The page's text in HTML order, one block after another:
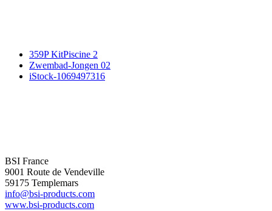
359P KitPiscine 2
Zwembad-Jongen 02
iStock-1069497316
BSI France
9001 Route de Vendeville
59175 Templemars
info@bsi-products.com
www.bsi-products.com